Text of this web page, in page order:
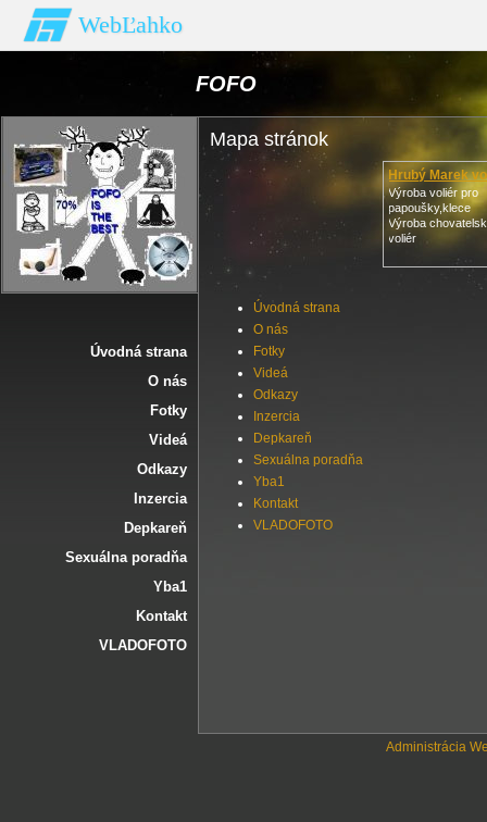
WebĽahko
FOFO
Úvodná strana
O nás
Fotky
Videá
Odkazy
Inzercia
Depkareň
Sexuálna poradňa
Yba1
Kontakt
VLADOFOTO
Mapa stránok
Hrubý Marek
Výroba voliér pro
papoušky,klece
Výroba
voliér
Úvodná strana
O nás
Fotky
Videá
Odkazy
Inzercia
Depkareň
Sexuálna poradňa
Yba1
Kontakt
VLADOFOTO
Administrácia